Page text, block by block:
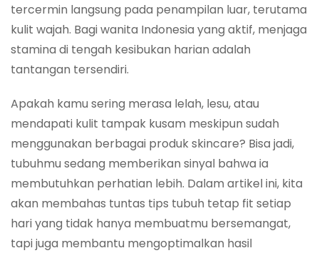
tercermin langsung pada penampilan luar, terutama
kulit wajah. Bagi wanita Indonesia yang aktif, menjaga
stamina di tengah kesibukan harian adalah
tantangan tersendiri.
Apakah kamu sering merasa lelah, lesu, atau
mendapati kulit tampak kusam meskipun sudah
menggunakan berbagai produk skincare? Bisa jadi,
tubuhmu sedang memberikan sinyal bahwa ia
membutuhkan perhatian lebih. Dalam artikel ini, kita
akan membahas tuntas tips tubuh tetap fit setiap
hari yang tidak hanya membuatmu bersemangat,
tapi juga membantu mengoptimalkan hasil